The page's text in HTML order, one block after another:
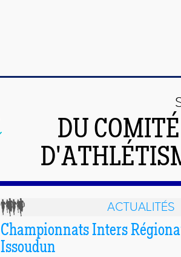
DU
ACTUALITÉS
Championnats Inters
Issoudun